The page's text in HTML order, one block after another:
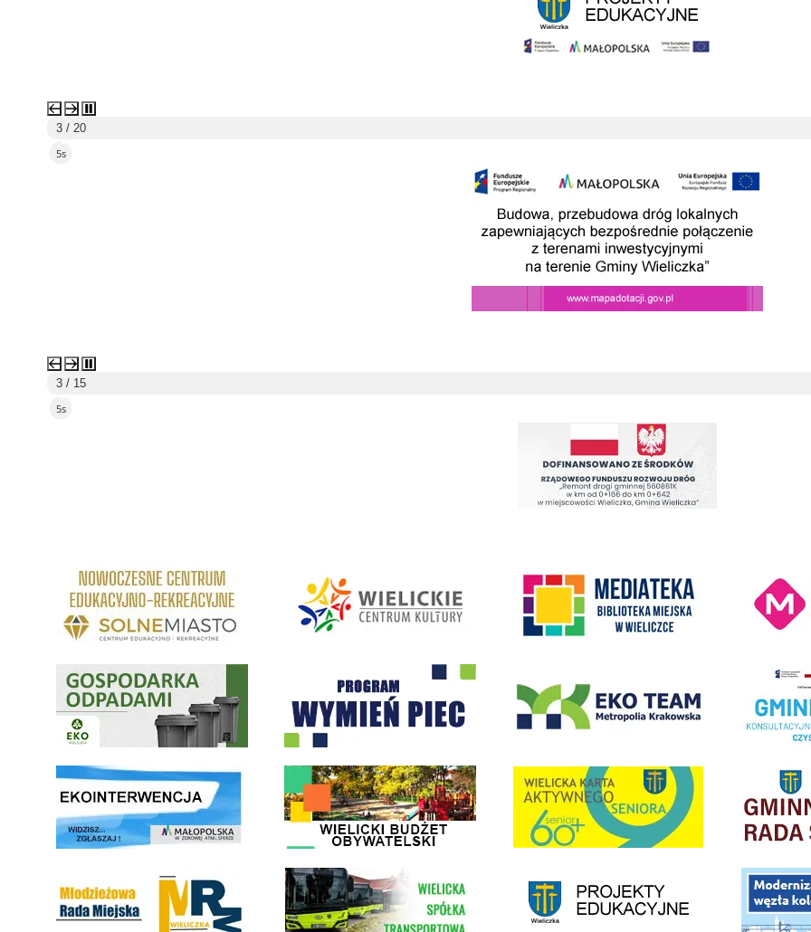
3 / 20
4s
Budowa przebudowa drog prowadzacych do SAG w wieliczce
3 / 15
4s
Remont drogi gminnej 560861K ul. Juliusza Słowackiego w
link do strony Centrum Edukacyjno Rekreacyjne
Gospodarka odpadami na terenie Miasta i Gminy Wieliczka Realizacja
link do strony ekointerwencja dot.- powietrza link do strony - Wielicki Budżet Obywatelski link do strony Wielicka Karta Aktywnego Seniora link do strony
link do strony Wielickiej Spółki Transportowej link do strony - projekty edukacyjne dofinansowane z Europejskiego
link do opisu